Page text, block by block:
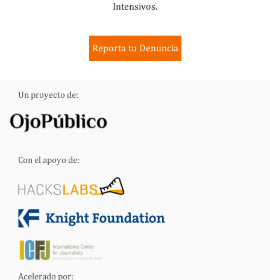
Intensivos.
Reporta tu Denuncia
Un proyecto de:
Con el apoyo de:
Acelerado por: